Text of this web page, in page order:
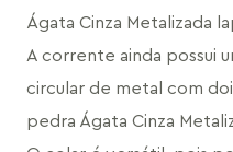
Ágata Cinza Metalizada
A corrente ainda possui
circular de metal com
pedra Ágata Cinza